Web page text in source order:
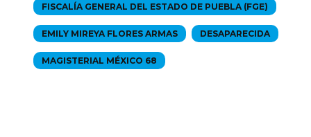
FISCALÍA GENERAL DEL ESTADO DE PUEBLA (FGE)
EMILY MIREYA FLORES ARMAS DESAPARECIDA
MAGISTERIAL MÉXICO 68